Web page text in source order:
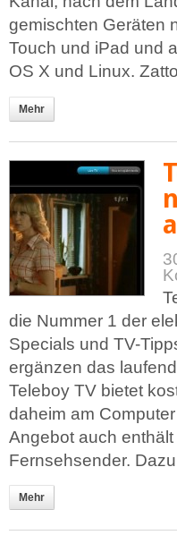
gemischten Geräten
Touch und iPad und
OS X und Linux.
Mehr
die Nummer 1 der
Specials und TV-
ergänzen das
Teleboy TV bietet
daheim am
Angebot auch
Fernsehsender.
Mehr